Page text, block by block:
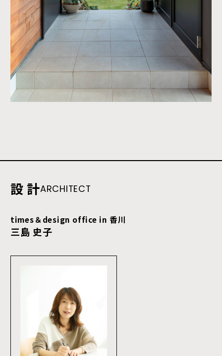
設 計ARCHITECT
times＆design office in 香川
三島 史子